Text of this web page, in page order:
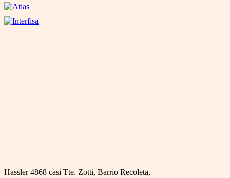
Hassler 4868 casi Tte. Zotti, Barrio Recoleta,